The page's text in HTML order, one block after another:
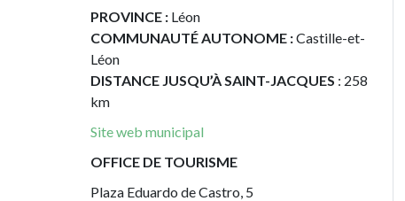
PROVINCE : Léon
COMMUNAUTÉ AUTONOME :Castille-et-
Léon
DISTANCE JUSQU’À SAINT-JACQUES : 258
km
Site web municipal
OFFICE DE TOURISME
Plaza Eduardo de Castro, 5